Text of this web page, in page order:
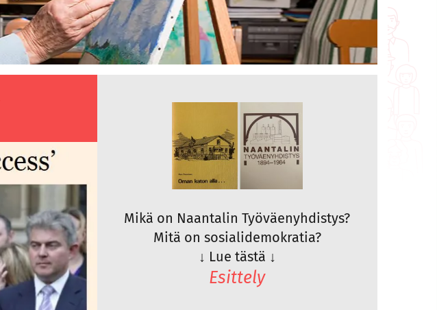
Mikä on Naantalin Työväenyhdistys?
Mitä on sosialidemokratia?
↓ Lue tästä ↓
Esittely